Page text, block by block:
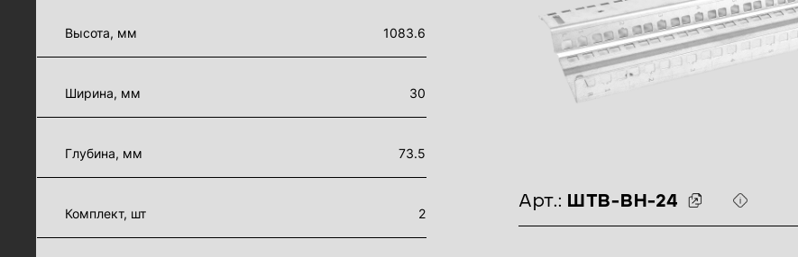
идентификаторы товара
Арт.: ШТВ-ВН-24
Высота, мм 1083.6
Ширина, мм 30
Глубина, мм 73.5
Комплект, шт 2